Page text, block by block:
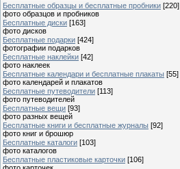
Бесплатные образцы и бесплатные пробники [220]
фото образцов и пробников
Бесплатные диски [163]
фото дисков
Бесплатные подарки [424]
фотографии подарков
Бесплатные наклейки [42]
фото наклеек
Бесплатные календари и бесплатные плакаты [55]
фото календарей и плакатов
Бесплатные путеводители [113]
фото путеводителей
Бесплатные вещи [93]
фото разных вещей
Бесплатные книги и бесплатные журналы [92]
фото книг и брошюр
Бесплатные каталоги [103]
фото каталогов
Бесплатные пластиковые карточки [106]